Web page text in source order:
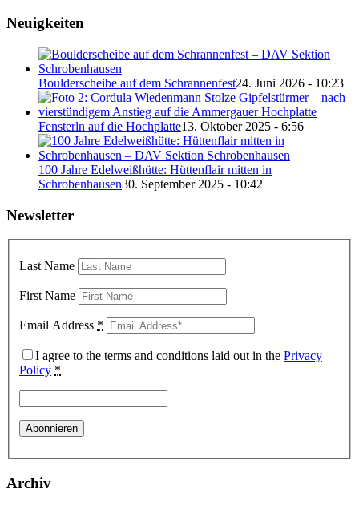
Neuigkeiten
Boulderscheibe auf dem Schrannenfest24. Juni 2026 - 10:23
Fensterln auf die Hochplatte13. Oktober 2025 - 6:56
100 Jahre Edelweißhütte: Hüttenflair mitten in
Schrobenhausen30. September 2025 - 10:42
Newsletter
Last Name
First Name
Email Address *
I agree to the terms and conditions laid out in the Privacy
Policy *
Archiv